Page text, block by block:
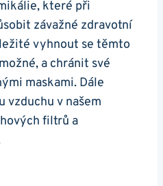
které při
⁤závažné zdravotní
vyhnout se těmto
a ⁤chránit své
maskami. ⁣Dále
vzduchu v našem
filtrů ​a